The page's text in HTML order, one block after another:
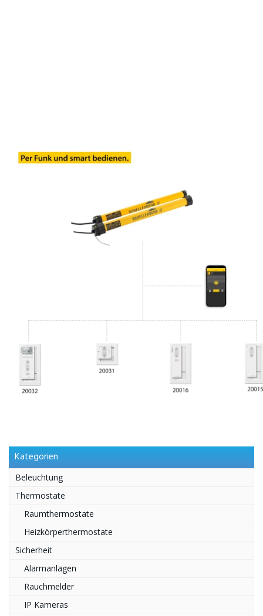
Kategorien
Beleuchtung
Thermostate
Raumthermostate
Heizkörperthermostate
Sicherheit
Alarmanlagen
Rauchmelder
IP Kameras